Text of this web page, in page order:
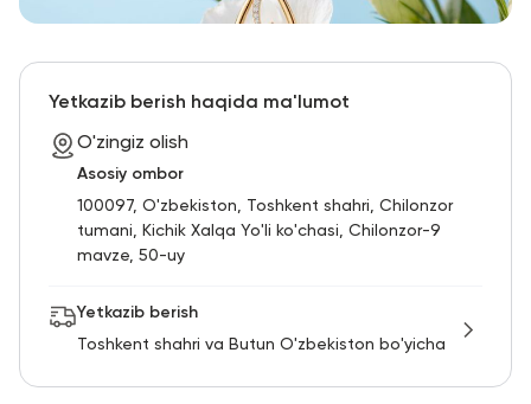
Yetkazib berish haqida ma'lumot
O'zingiz olish
Asosiy ombor
100097, O'zbekiston, Toshkent shahri, Chilonzor
tumani, Kichik Xalqa Yo'li ko'chasi, Chilonzor-9
mavze, 50-uy
Yetkazib berish
Toshkent shahri va Butun O'zbekiston bo'yicha